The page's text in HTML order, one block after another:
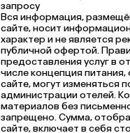
запросу
Вся информация,
сайте, носит
характер и не является
публичной офертой.
предоставления услуг в
числе концепция питания,
сайте, могут изменяться
администрации отелей.
материалов без
запрещено. Сумма,
сайте, включает в себя